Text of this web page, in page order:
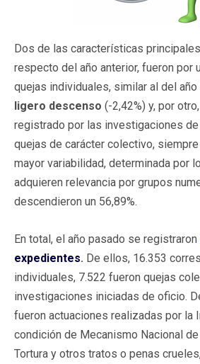
Dos de las características
respecto del año anterior, fueron por
quejas individuales, similar al del año
ligero descenso (-2,42%) y, por
registrado por las investigaciones de
quejas de carácter colectivo,
mayor variabilidad, determinada por
adquieren relevancia por grupos
descendieron un 56,89%.
En total, el año pasado se registraron
expedientes. De ellos, 16.353
individuales, 7.522 fueron quejas
investigaciones iniciadas de oficio.
fueron actuaciones realizadas por la
condición de Mecanismo Nacional
Tortura y otros tratos o penas